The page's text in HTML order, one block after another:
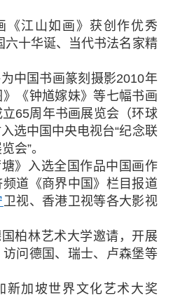
《江山如画》获创作优秀
六十华诞、当代书法名家精
中国书画篆刻摄影2010年
《钟馗嫁妹》等七幅书画
65周年书画展览会（环球
选中国中央电视台“纪念联
会”。
》入选全国作品中国画作
道《商界中国》栏目报道
卫视、香港卫视等各大影视
柏林艺术大学邀请，开展
问德国、瑞士、卢森堡等
新加坡世界文化艺术大奖